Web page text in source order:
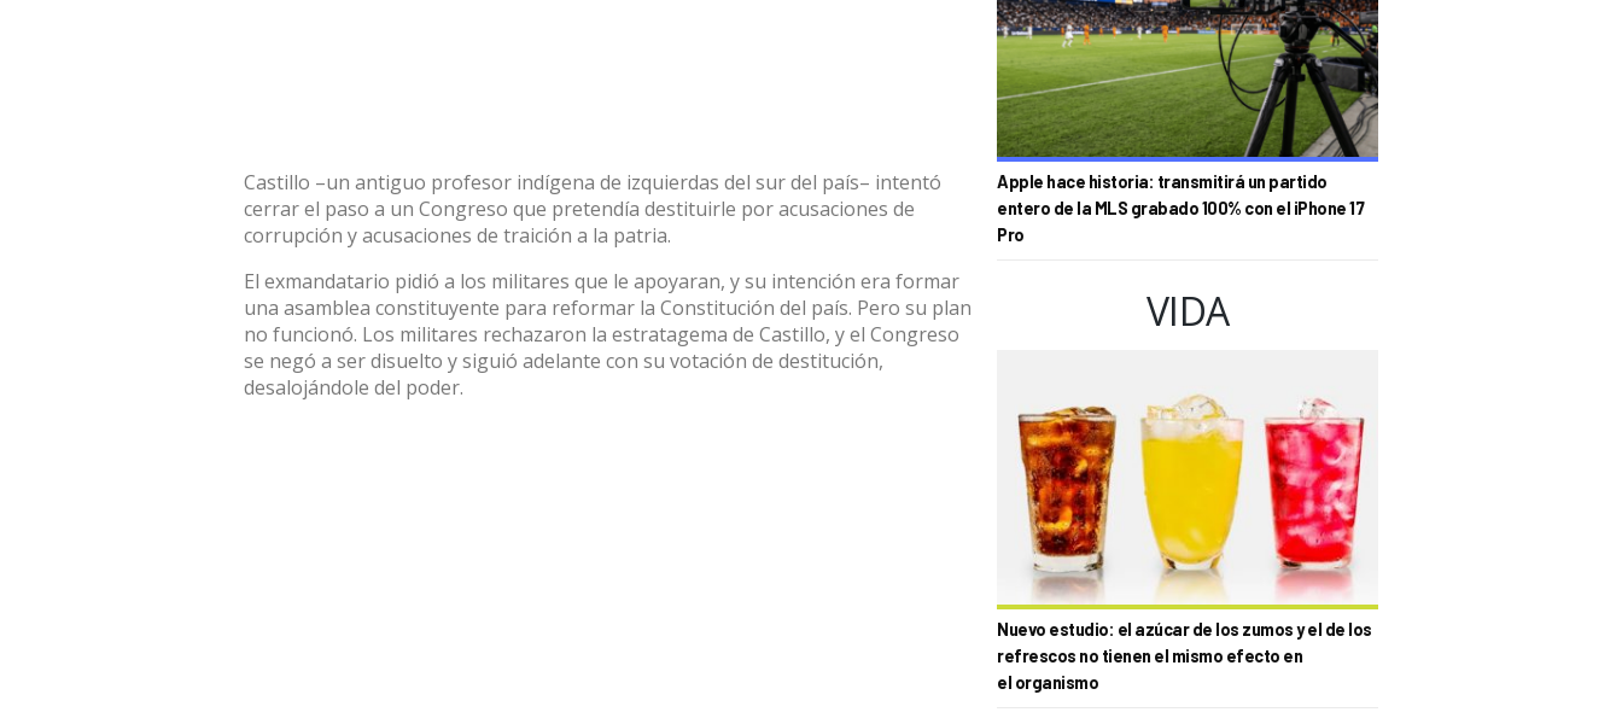
Castillo –un antiguo profesor indígena de izquierdas del sur del país– intentó
cerrar el paso a un Congreso que pretendía destituirle poracusaciones de
corrupción yacusaciones de traición a la patria.
El exmandatario pidió a los militares que le apoyaran, y su intención era formar
una asamblea constituyente para reformar la Constitución del país. Pero su plan
no funcionó. Los militares rechazaron la estratagema de Castillo, y el Congreso
se negó a ser disuelto ysiguió adelante con su votación de destitución,
desalojándole del poder.
Apple hace historia: transmitirá un partido
entero de la MLS grabado 100% con el iPhone 17
Pro
VIDA
Nuevo estudio: el azúcar de los zumos y el de los
refrescos no tienen el mismo efecto en
el organismo